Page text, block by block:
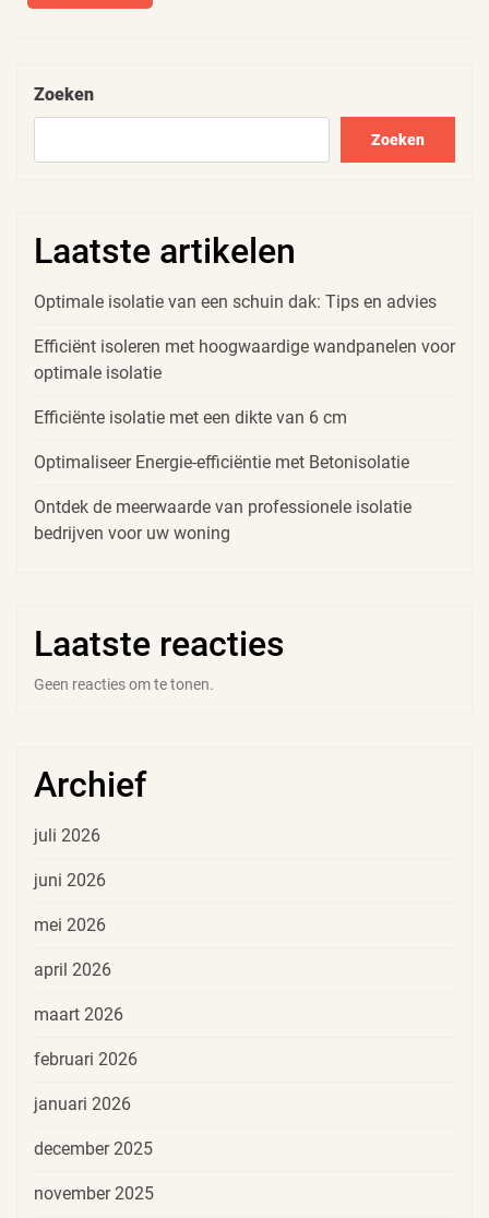
More
Zoeken
Zoeken
Laatste artikelen
Optimale isolatie van een schuin dak: Tips en advies
Efficiënt isoleren met hoogwaardige wandpanelen voor
optimale isolatie
Efficiënte isolatie met een dikte van 6 cm
Optimaliseer Energie-efficiëntie met Betonisolatie
Ontdek de meerwaarde van professionele isolatie
bedrijven voor uw woning
Laatste reacties
Geen reacties om te tonen.
Archief
juli 2026
juni 2026
mei 2026
april 2026
maart 2026
februari 2026
januari 2026
december 2025
november 2025